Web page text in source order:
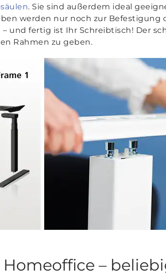
. Sie sind außerdem ideal
werden nur noch zur
und fertig ist Ihr Schreibtisch! Der
Rahmen zu geben.
Homeoffice –